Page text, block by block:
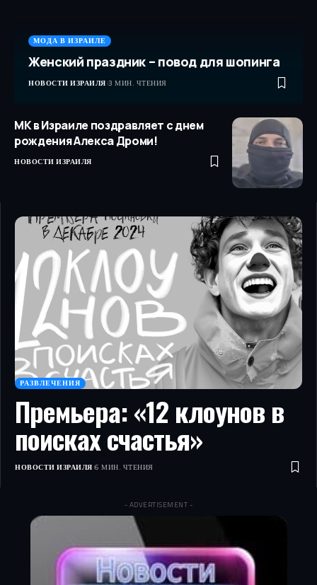
МОДА В ИЗРАИЛЕ
Женский праздник – повод для шопинга
НОВОСТИ ИЗРАИЛЯ 3 МИН. ЧТЕНИЯ
МК в Израиле поздравляет с днем
рождения Алекса Дроми!
НОВОСТИ ИЗРАИЛЯ
РАЗВЛЕЧЕНИЯ
Премьера: «12 клоунов в
поисках счастья»
НОВОСТИ ИЗРАИЛЯ 6 МИН. ЧТЕНИЯ
- ADVERTISEMENT -